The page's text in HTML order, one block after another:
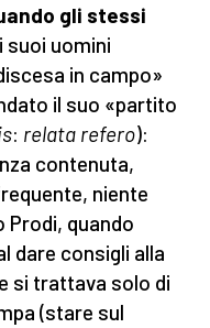
gli stessi
suoi uomini
in campo»
il suo «partito
: relata refero):
contenuta,
niente
Prodi, quando
dare consigli alla
si trattava solo di
(stare sul